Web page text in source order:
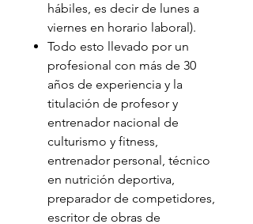
hábiles, es decir de lunes a
viernes en horario laboral).
Todo esto llevado por un
profesional con más de 30
años de experiencia y la
titulación de profesor y
entrenador nacional de
culturismo y fitness,
entrenador personal, técnico
en nutrición deportiva,
preparador de competidores,
escritor de obras de